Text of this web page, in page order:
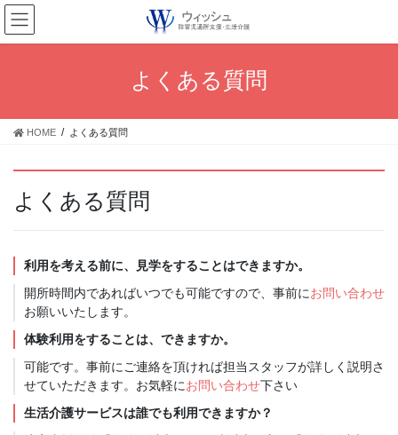
コ
ン
テ
ス
よくある質問
HOME よくある質問
よくある質問
利用を考える前に、見学をすることはできますか。
開所時間内であればいつでも可能ですので、事前にお問い合わせ
お願いいたします。
体験利用をすることは、できますか。
可能です。事前にご連絡を頂ければ担当スタッフが詳しく説明さ
せていただきます。お気軽にお問い合わせ下さい
生活介護サービスは誰でも利用できますか？